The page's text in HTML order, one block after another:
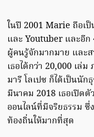
ในปี 2001 Marie ถือเ
และ Youtuber และอีก
ผู้คนรู้จักมากมาย และ
เธอได้กว่า 20,000 เล่
มารี โลเปซ ก็ได้เป็นนั
มีนาคม 2018 เธอเปิด
ออนไลน์ที่มีจริยธรรม ซึ่
ท้องถิ่นให้มากที่สุด